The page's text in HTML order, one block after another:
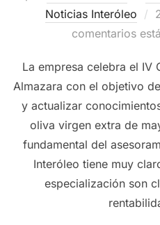
Noticias Interóleo
comentarios
La empresa celebra el IV
Almazara con el objetivo
y actualizar
oliva virgen extra de
fundamental del
Interóleo tiene muy
especialización son